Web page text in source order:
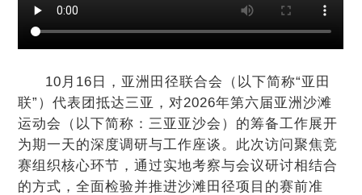
10月16日，亚洲田径联合会（以下简称“亚田
联”）代表团抵达三亚，对2026年第六届亚洲沙滩
运动会（以下简称：三亚亚沙会）的筹备工作展开
为期一天的深度调研与工作座谈。此次访问聚焦竞
赛组织核心环节，通过实地考察与会议研讨相结合
的方式，全面检验并推进沙滩田径项目的赛前准